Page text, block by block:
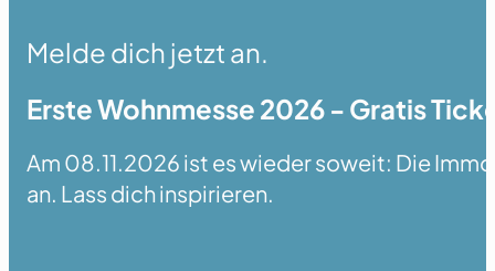
Melde dich jetzt an.
Erste Wohnmesse 2026 - Gratis
Am 08.11.2026 ist es wieder soweit: Die
an. Lass dich inspirieren.